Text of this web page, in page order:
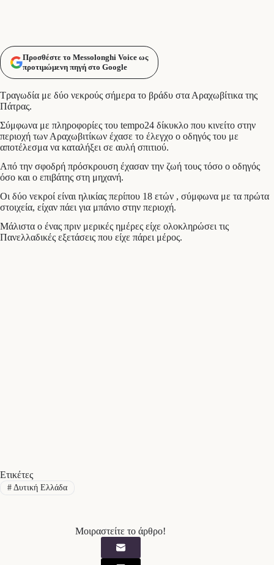
Προσθέστε το Messolonghi Voice ως
προτιμώμενη πηγή στο Google
Τραγωδία με δύο νεκρούς σήμερα το βράδυ στα Αραχωβίτικα της
Πάτρας.
Σύμφωνα με πληροφορίες του tempo24 δίκυκλο που κινείτο στην
περιοχή των Αραχωβιτίκων έχασε το έλεγχο ο οδηγός του με
αποτέλεσμα να καταλήξει σε αυλή σπιτιού.
Από την σφοδρή πρόσκρουση έχασαν την ζωή τους τόσο ο οδηγός
όσο και ο επιβάτης στη μηχανή.
Οι δύο νεκροί είναι ηλικίας περίπου 18 ετών , σύμφωνα με τα πρώτα
στοιχεία, είχαν πάει για μπάνιο στην περιοχή.
Μάλιστα ο ένας πριν μερικές ημέρες είχε ολοκληρώσει τις
Πανελλαδικές εξετάσεις που είχε πάρει μέρος.
Ετικέτες
#Δυτική Ελλάδα
Μοιραστείτε το άρθρο!